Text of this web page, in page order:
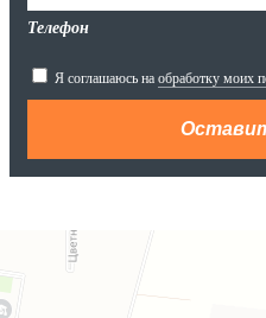
Телефон
Я соглашаюсь на обработку моих
Яндекс.Карты
Яндекс.Карты — поиск мест и адресов,